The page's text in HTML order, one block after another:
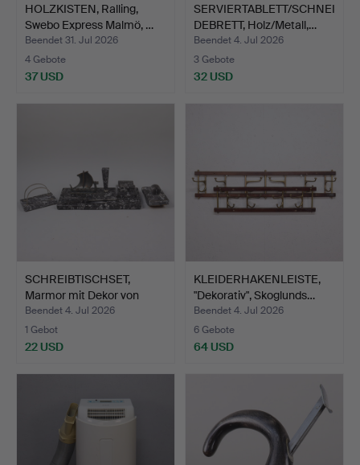
HOLZKISTEN, Ralling,
Swebo Express Malmö, …
Beendet 31. Jul 2026
4 Gebote
37 USD
SERVIERTABLETT/SCHNEI
DEBRETT, Holz/Metall,…
Beendet 4. Jul 2026
3 Gebote
32 USD
SCHREIBTISCHSET,
Marmor mit Dekor von
Wiki…
Beendet 4. Jul 2026
1 Gebot
22 USD
KLEIDERHAKENLEISTE,
"Dekorativ", Skoglunds…
Beendet 4. Jul 2026
6 Gebote
64 USD